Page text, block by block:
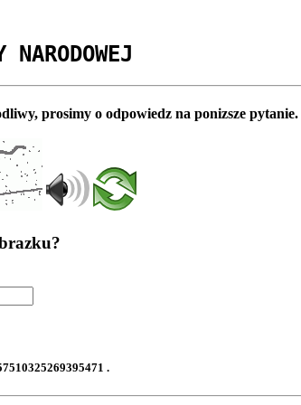
NARODOWEJ
prosimy o odpowiedz na ponizsze pytanie.
.